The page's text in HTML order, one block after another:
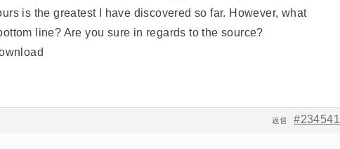
is the greatest I have discovered so far. However, what
line? Are you sure in regards to the source?
#234541
返信